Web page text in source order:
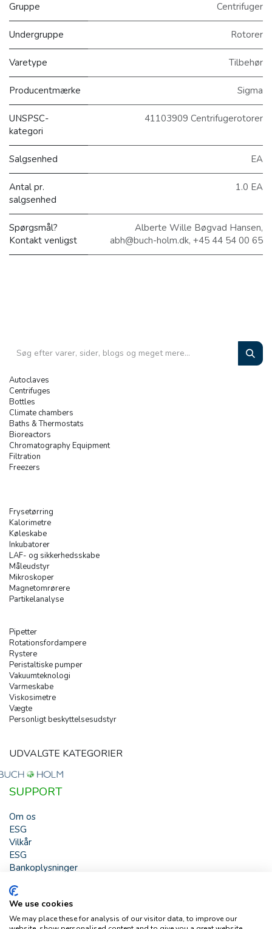
Gruppe Centrifuger
Undergruppe Rotorer
Varetype Tilbehør
Producentmærke Sigma
UNSPSC-
kategori
41103909 Centrifugerotorer
Salgsenhed EA
Antal pr.
salgsenhed
1.0 EA
Spørgsmål?
Kontakt venligst
Alberte Wille Bøgvad Hansen,
abh@buch-holm.dk, +45 44 54 00 65
Autoclaves
Centrifuges
Bottles
Climate chambers
Baths & Thermostats
Bioreactors
Chromatography Equipment
Filtration
Freezers
Frysetørring
Kalorimetre
Køleskabe
Inkubatorer
LAF- og sikkerhedsskabe
Måleudstyr
Mikroskoper
Magnetomrørere
Partikelanalyse
Pipetter
Rotationsfordampere
Rystere
Peristaltiske pumper
Vakuumteknologi
Varmeskabe
Viskosimetre
Vægte
Personligt beskyttelsesudstyr
UDVALGTE KATEGORIER
SUPPORT
Om os
ESG
Vilkår
ESG
Bankoplysninger
HJÆLP
Buch & Holm A/S - Marielundvej 39 - DK-2730 Herlev -
Tlf. +45 44 54 00 00 - e-mail:b-h@buch-holm.dk- CVR-nr.:
We use cookies
We may place these for analysis of our visitor data, to improve our